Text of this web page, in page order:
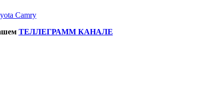
Camry
ТЕЛЛЕГРАММ КАНАЛЕ